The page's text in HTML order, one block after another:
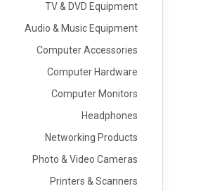
TV & DVD Equipment
Audio & Music Equipment
Computer Accessories
Computer Hardware
Computer Monitors
Headphones
Networking Products
Photo & Video Cameras
Printers & Scanners